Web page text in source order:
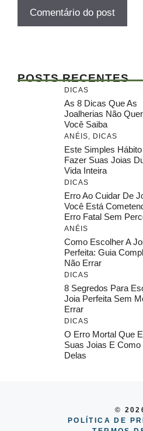
POSTS RECENTES
DICAS
As 8 Dicas Que As
Joalherias Não
Você Saiba
ANÉIS, DICAS
Este Simples
Fazer Suas Joias
Vida Inteira
DICAS
Erro Ao Cuidar De
Você Está
Erro Fatal Sem
ANÉIS
Como Escolher A
Perfeita: Guia
Não Errar
DICAS
8 Segredos Para
Joia Perfeita Sem
Errar
DICAS
O Erro Mortal Que
Suas Joias E Como
Delas
©
POLÍTICA DE